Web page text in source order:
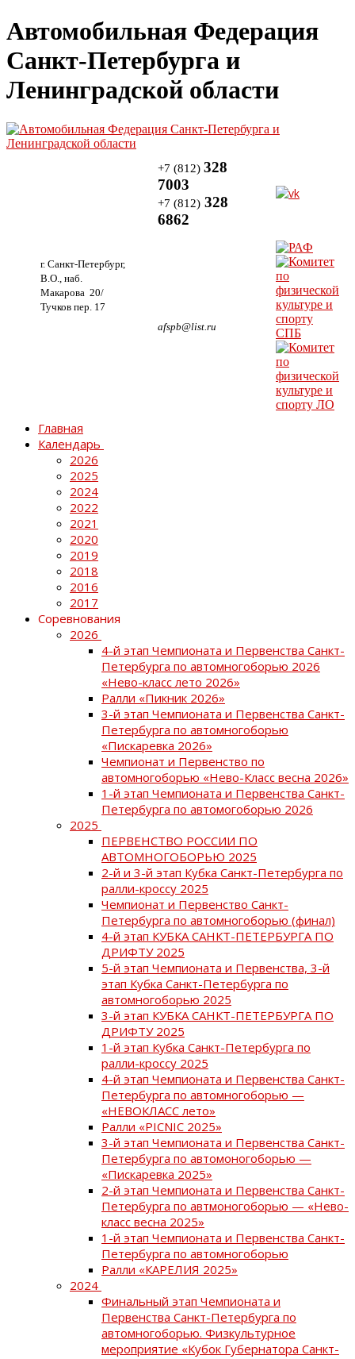
Автомобильная Федерация
Санкт-Петербурга и
Ленинградской области
г. Санкт-Петербург,
В.О., наб.
Макарова 20/
Тучков пер. 17
+7 (812) 328
7003
+7 (812) 328
6862
afspb@list.ru
Главная
Календарь
2026
2025
2024
2022
2021
2020
2019
2018
2016
2017
Соревнования
2026
4-й этап Чемпионата и Первенства Санкт-
Петербурга по автомногоборью 2026
«Нево-класс лето 2026»
Ралли «Пикник 2026»
3-й этап Чемпионата и Первенства Санкт-
Петербурга по автомногоборью
«Пискаревка 2026»
Чемпионат и Первенство по
автомногоборью «Нево-Класс весна 2026»
1-й этап Чемпионата и Первенства Санкт-
Петербурга по автомогоборью 2026
2025
ПЕРВЕНСТВО РОССИИ ПО
АВТОМНОГОБОРЬЮ 2025
2-й и 3-й этап Кубка Санкт-Петербурга по
ралли-кроссу 2025
Чемпионат и Первенство Санкт-
Петербурга по автомногоборью (финал)
4-й этап КУБКА САНКТ-ПЕТЕРБУРГА ПО
ДРИФТУ 2025
5-й этап Чемпионата и Первенства, 3-й
этап Кубка Санкт-Петербурга по
автомногоборью 2025
3-й этап КУБКА САНКТ-ПЕТЕРБУРГА ПО
ДРИФТУ 2025
1-й этап Кубка Санкт-Петербурга по
ралли-кроссу 2025
4-й этап Чемпионата и Первенства Санкт-
Петербурга по автомногоборью —
«НЕВОКЛАСС лето»
Ралли «PICNIC 2025»
3-й этап Чемпионата и Первенства Санкт-
Петербурга по автомоногоборью —
«Пискаревка 2025»
2-й этап Чемпионата и Первенства Санкт-
Петербурга по автмоногоборью — «Нево-
класс весна 2025»
1-й этап Чемпионата и Первенства Санкт-
Петербурга по автомногоборью
Ралли «КАРЕЛИЯ 2025»
2024
Финальный этап Чемпионата и
Первенства Санкт-Петербурга по
автомногоборью. Физкультурное
мероприятие «Кубок Губернатора Санкт-